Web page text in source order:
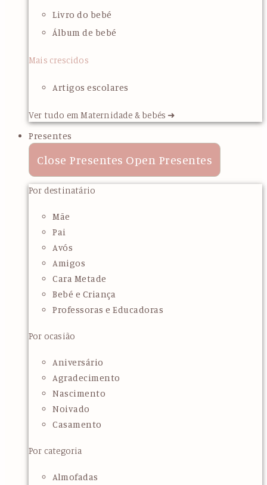
Livro do bebé
Álbum de bebé
Mais crescidos
Artigos escolares
Ver tudo em Maternidade & bebés ➜
Presentes
Close Presentes Open Presentes
Por destinatário
Mãe
Pai
Avós
Amigos
Cara Metade
Bebé e Criança
Professoras e Educadoras
Por ocasião
Aniversário
Agradecimento
Nascimento
Noivado
Casamento
Por categoria
Almofadas